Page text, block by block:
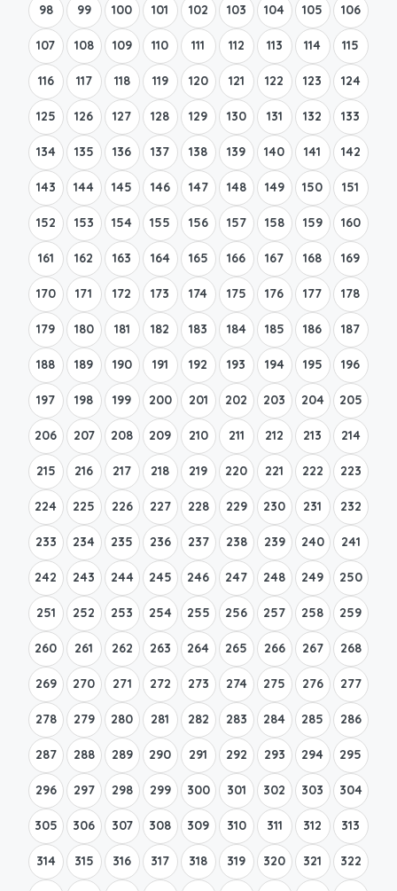
98 99 100 101 102 103 104 105 106
107 108 109 110 111 112 113 114 115
116 117 118 119 120 121 122 123 124
125 126 127 128 129 130 131 132 133
134 135 136 137 138 139 140 141 142
143 144 145 146 147 148 149 150 151
152 153 154 155 156 157 158 159 160
161 162 163 164 165 166 167 168 169
170 171 172 173 174 175 176 177 178
179 180 181 182 183 184 185 186 187
188 189 190 191 192 193 194 195 196
197 198 199 200 201 202 203 204 205
206 207 208 209 210 211 212 213 214
215 216 217 218 219 220 221 222 223
224 225 226 227 228 229 230 231 232
233 234 235 236 237 238 239 240 241
242 243 244 245 246 247 248 249 250
251 252 253 254 255 256 257 258 259
260 261 262 263 264 265 266 267 268
269 270 271 272 273 274 275 276 277
278 279 280 281 282 283 284 285 286
287 288 289 290 291 292 293 294 295
296 297 298 299 300 301 302 303 304
305 306 307 308 309 310 311 312 313
314 315 316 317 318 319 320 321 322